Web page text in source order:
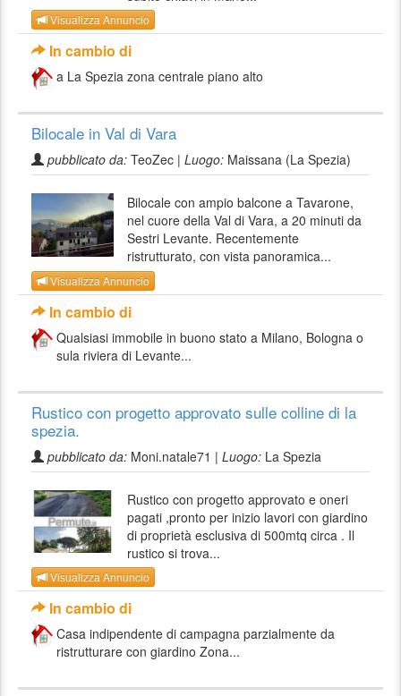
Visualizza Annuncio
In cambio di
a La Spezia zona centrale piano alto
Bilocale in Val di Vara
pubblicato da: TeoZec | Luogo: Maissana (La Spezia)
Bilocale con ampio balcone a Tavarone,
nel cuore della Val di Vara, a 20 minuti da
Sestri Levante. Recentemente
ristrutturato, con vista panoramica...
Visualizza Annuncio
In cambio di
Qualsiasi immobile in buono stato a Milano, Bologna o
sula riviera di Levante...
Rustico con progetto approvato sulle colline di la
spezia.
pubblicato da: Moni.natale71 | Luogo: La Spezia
Rustico con progetto approvato e oneri
pagati ,pronto per inizio lavori con giardino
di proprietà esclusiva di 500mtq circa . Il
rustico si trova...
Visualizza Annuncio
In cambio di
Casa indipendente di campagna parzialmente da
ristrutturare con giardino Zona...